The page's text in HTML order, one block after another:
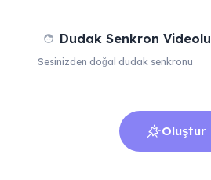
Dudak Senkron Videolu
Sesinizden doğal dudak senkronu
Oluştur